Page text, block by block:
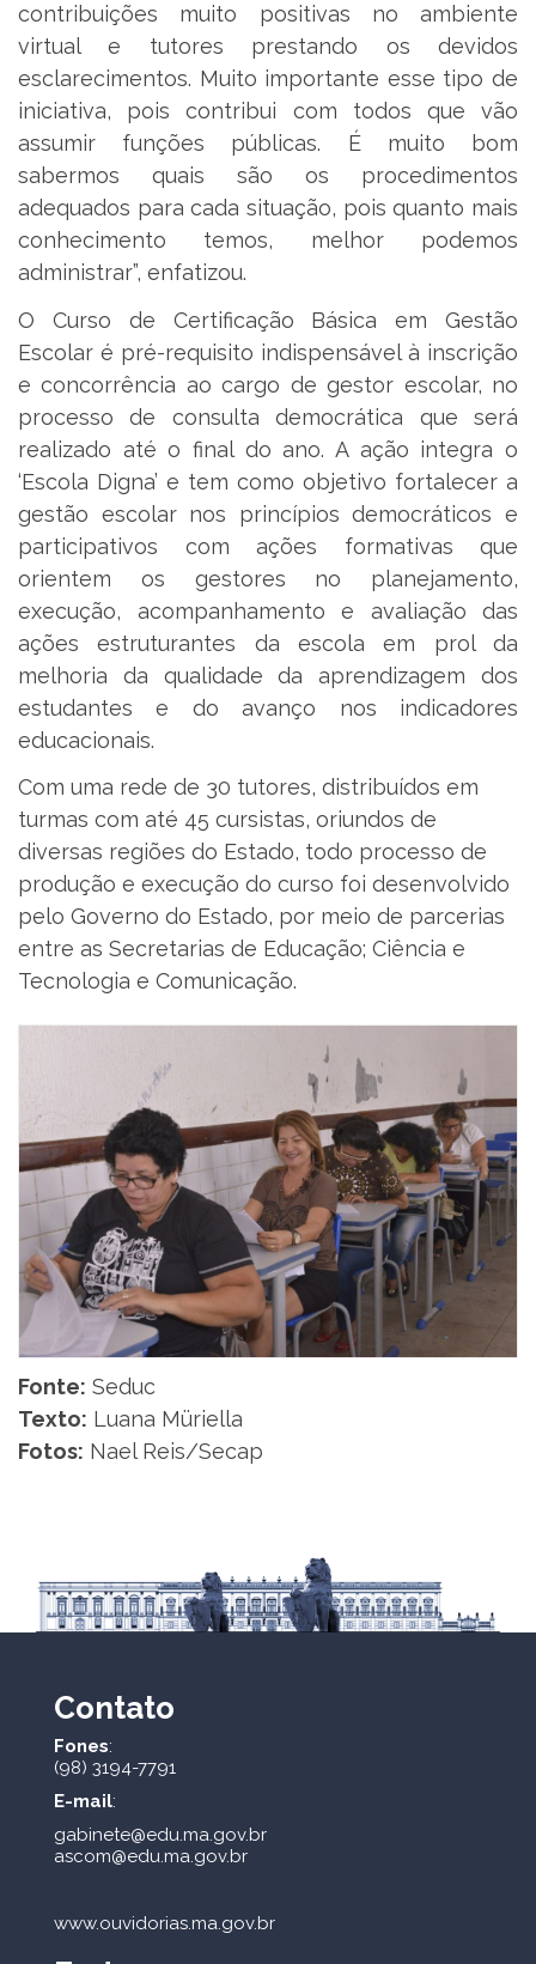
contribuições muito positivas no ambiente
virtual e tutores prestando os devidos
esclarecimentos. Muito importante esse tipo de
iniciativa, pois contribui com todos que vão
assumir funções públicas. É muito bom
sabermos quais são os procedimentos
adequados para cada situação, pois quanto mais
conhecimento temos, melhor podemos
administrar”, enfatizou.
O Curso de Certificação Básica em Gestão
Escolar é pré-requisito indispensável à inscrição
e concorrência ao cargo de gestor escolar, no
processo de consulta democrática que será
realizado até o final do ano. A ação integra o
‘Escola Digna’ e tem como objetivo fortalecer a
gestão escolar nos princípios democráticos e
participativos com ações formativas que
orientem os gestores no planejamento,
execução, acompanhamento e avaliação das
ações estruturantes da escola em prol da
melhoria da qualidade da aprendizagem dos
estudantes e do avanço nos indicadores
educacionais.
Com uma rede de 30 tutores, distribuídos em
turmas com até 45 cursistas, oriundos de
diversas regiões do Estado, todo processo de
produção e execução do curso foi desenvolvido
pelo Governo do Estado, por meio de parcerias
entre as Secretarias de Educação; Ciência e
Tecnologia e Comunicação.
Fonte: Seduc
Texto: Luana Müriella
Fotos: Nael Reis/Secap
Contato
Fones:
(98) 3194-7791
E-mail:
gabinete@edu.ma.gov.br
ascom@edu.ma.gov.br
www.ouvidorias.ma.gov.br